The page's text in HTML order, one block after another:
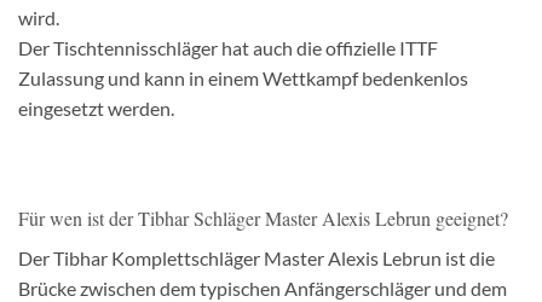
wird.
Der Tischtennisschläger hat auch die offizielle ITTF
Zulassung und kann in einem Wettkampf bedenkenlos
eingesetzt werden.
Für wen ist der Tibhar Schläger Master Alexis Lebrun geeignet?
Der Tibhar Komplettschläger Master Alexis Lebrun ist die
Brücke zwischen dem typischen Anfängerschläger und dem